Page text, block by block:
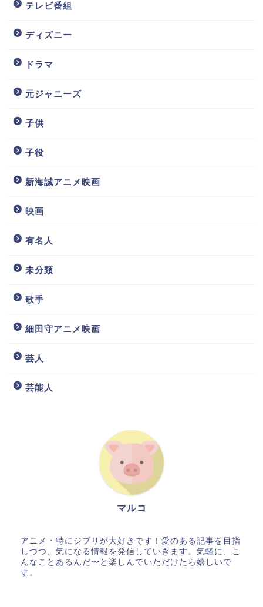
テレビ番組
ディズニー
ドラマ
元ジャニーズ
子供
子役
新海誠アニメ映画
映画
有名人
未分類
歌手
細田守アニメ映画
芸人
芸能人
マルコ
アニメ・特にジブリが大好きです！愛のある記事を目指
しつつ、気になる情報を発信していきます。気軽に、こ
んなことあるんだ〜と楽しんでいただけたら嬉しいで
す。